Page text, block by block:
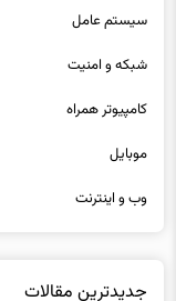
شبكه و امنيت
كامپيوتر همراه
موبايل
وب و اينترنت